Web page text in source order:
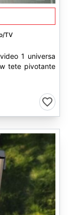
TV
1 universa
tete pivotante